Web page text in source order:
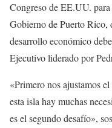
Congreso de EE.UU.
Gobierno de Puerto Rico,
desarrollo económico
Ejecutivo liderado por
«Primero nos ajustamos
esta isla hay muchas
es el segundo desafío»,